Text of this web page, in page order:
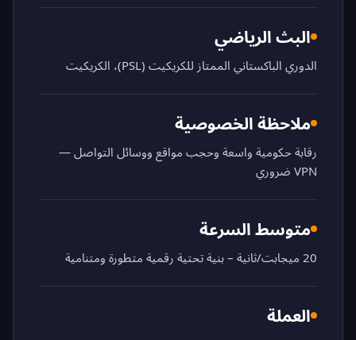
البث الرياضي
الدوري الباكستاني الممتاز للكريكيت (PSL)، الكريكيت
ملاحظة الخصوصية
رقابة حكومية واسعة وحجب مواقع ووسائل التواصل —
VPN ضروري
متوسط السرعة
20 ميجابت/ثانية – بنية تحتية رقمية متطورة ومتنامية
العملة